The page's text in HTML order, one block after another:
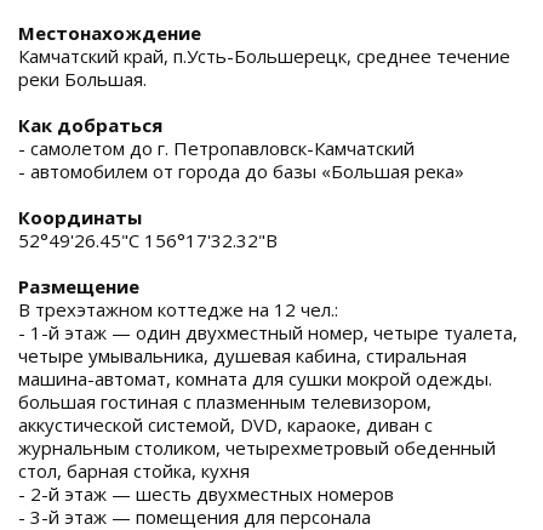
Местонахождение
Камчатский край, п.Усть-Большерецк, среднее течение
реки Большая.
Как добраться
- самолетом до г. Петропавловск-Камчатский
- автомобилем от города до базы «Большая река»
Координаты
52°49'26.45"С 156°17'32.32"В
Размещение
В трехэтажном коттедже на 12 чел.:
- 1-й этаж — один двухместный номер, четыре туалета,
четыре умывальника, душевая кабина, стиральная
машина-автомат, комната для сушки мокрой одежды.
большая гостиная с плазменным телевизором,
аккустической системой, DVD, караоке, диван с
журнальным столиком, четырехметровый обеденный
стол, барная стойка, кухня
- 2-й этаж — шесть двухместных номеров
- 3-й этаж — помещения для персонала